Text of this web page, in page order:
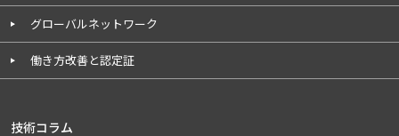
グローバルネットワーク
働き方改善と認定証
技術コラム